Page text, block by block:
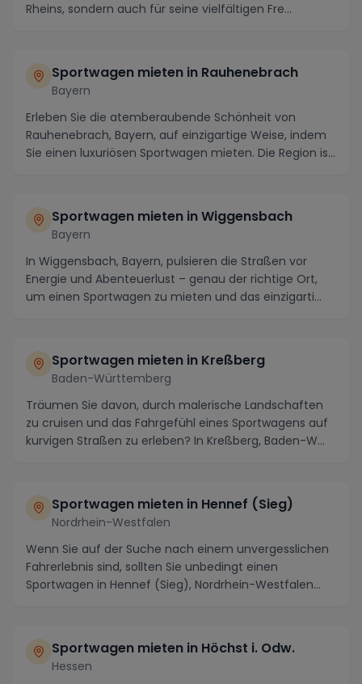
Rheins, sondern auch für seine vielfältigen Fre...
Sportwagen mieten in Rauhenebrach
Bayern
Erleben Sie die atemberaubende Schönheit von
Rauhenebrach, Bayern, auf einzigartige Weise, indem
Sie einen luxuriösen Sportwagen mieten. Die Region is...
Sportwagen mieten in Wiggensbach
Bayern
In Wiggensbach, Bayern, pulsieren die Straßen vor
Energie und Abenteuerlust – genau der richtige Ort,
um einen Sportwagen zu mieten und das einzigarti...
Sportwagen mieten in Kreßberg
Baden-Württemberg
Träumen Sie davon, durch malerische Landschaften
zu cruisen und das Fahrgefühl eines Sportwagens auf
kurvigen Straßen zu erleben? In Kreßberg, Baden-W...
Sportwagen mieten in Hennef (Sieg)
Nordrhein-Westfalen
Wenn Sie auf der Suche nach einem unvergesslichen
Fahrerlebnis sind, sollten Sie unbedingt einen
Sportwagen in Hennef (Sieg), Nordrhein-Westfalen
Sportwagen mieten in Höchst i. Odw.
Hessen